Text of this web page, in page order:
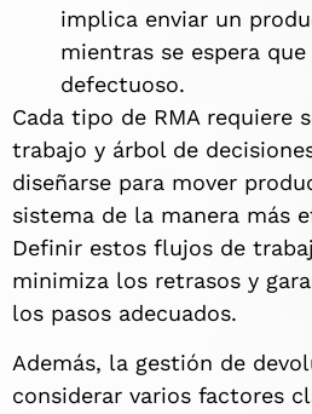
implica enviar un
mientras se espera
defectuoso.
Cada tipo de RMA requiere
trabajo y árbol de
diseñarse para mover
sistema de la manera más
Definir estos flujos de
minimiza los retrasos y
los pasos adecuados.
Además, la gestión de
considerar varios factores